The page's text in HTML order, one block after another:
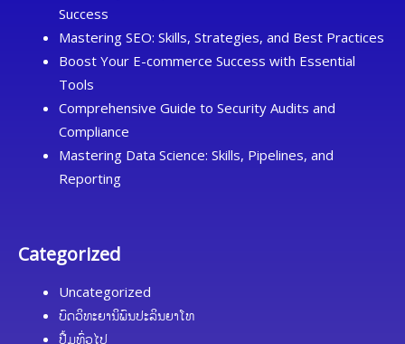
Success
Mastering SEO: Skills, Strategies, and Best Practices
Boost Your E-commerce Success with Essential
Tools
Comprehensive Guide to Security Audits and
Compliance
Mastering Data Science: Skills, Pipelines, and
Reporting
Categorized
Uncategorized
ບົດວິທະຍານິພົນປະລິນຍາໂທ
ປື້ມທົ່ວໄປ